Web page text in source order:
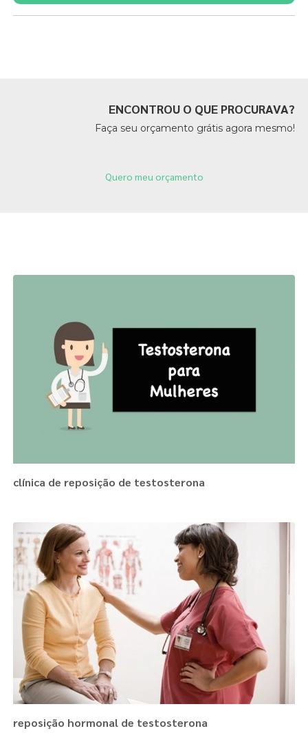
ENCONTROU O QUE PROCURAVA?
Faça seu orçamento grátis agora mesmo!
Quero meu orçamento
clínica de reposição de testosterona
reposição hormonal de testosterona